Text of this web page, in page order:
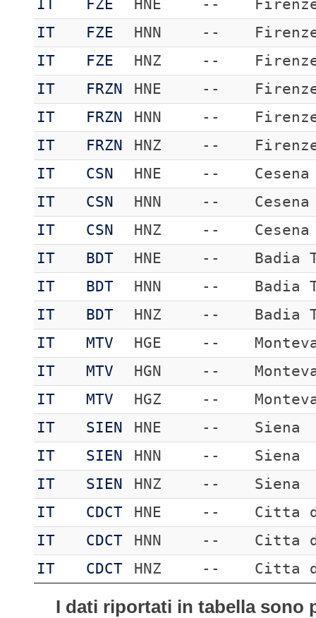
IT FZE HNE --
IT
FZE HNN --
IT
FZE HNZ --
IT
FRZN HNE --
IT
FRZN HNN --
IT
FRZN HNZ --
IT
CSN HNE --
Cesena
IT
CSN HNN --
Cesena
IT
CSN HNZ --
Cesena
IT
BDT HNE --
Badia
IT
BDT HNN --
Badia
IT
BDT HNZ --
Badia
IT
MTV HGE --
IT
MTV HGN --
IT
MTV HGZ --
IT
SIEN HNE --
Siena
IT
SIEN HNN --
Siena
IT
SIEN HNZ --
Siena
IT
CDCT HNE --
Citta
IT
CDCT HNN --
Citta
IT
CDCT HNZ -- Citta
I dati riportati in tabella sono